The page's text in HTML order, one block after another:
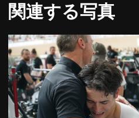
関連する写真